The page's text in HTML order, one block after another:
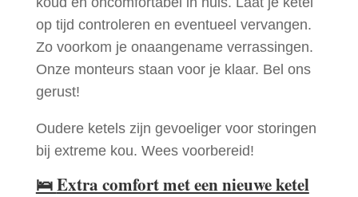
op tijd controleren en eventueel vervangen.
Zo voorkom je onaangename verrassingen.
Onze monteurs staan voor je klaar. Bel ons
gerust!
Oudere ketels zijn gevoeliger voor storingen
bij extreme kou. Wees voorbereid!
🛌Extra comfort met een nieuwe ketel